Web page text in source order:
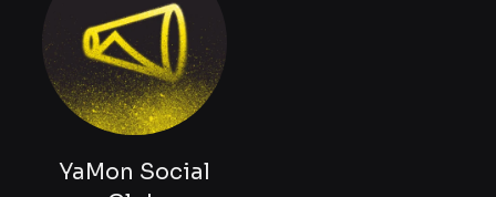
《壓滿俱樂部》—「心情抹輕鬆,聽阮唱歌來」為
來自恆春小鎮的樂團 YaMon Social Club（發
音：壓滿）所呈現的恆春限定現場，這場演出以
放慢日常步調、交付情緒給海風為核心意象，透
過民謠、雷鬼、實驗電子與原民元素的交織，搭
配恆春獨有的風景與人事物，建立出一種既熟悉
又帶有異國風情的聲響場域。節目以「城牆晚
風、海灣月光、營火迷幻」等具體意象作為串
YaMon Social